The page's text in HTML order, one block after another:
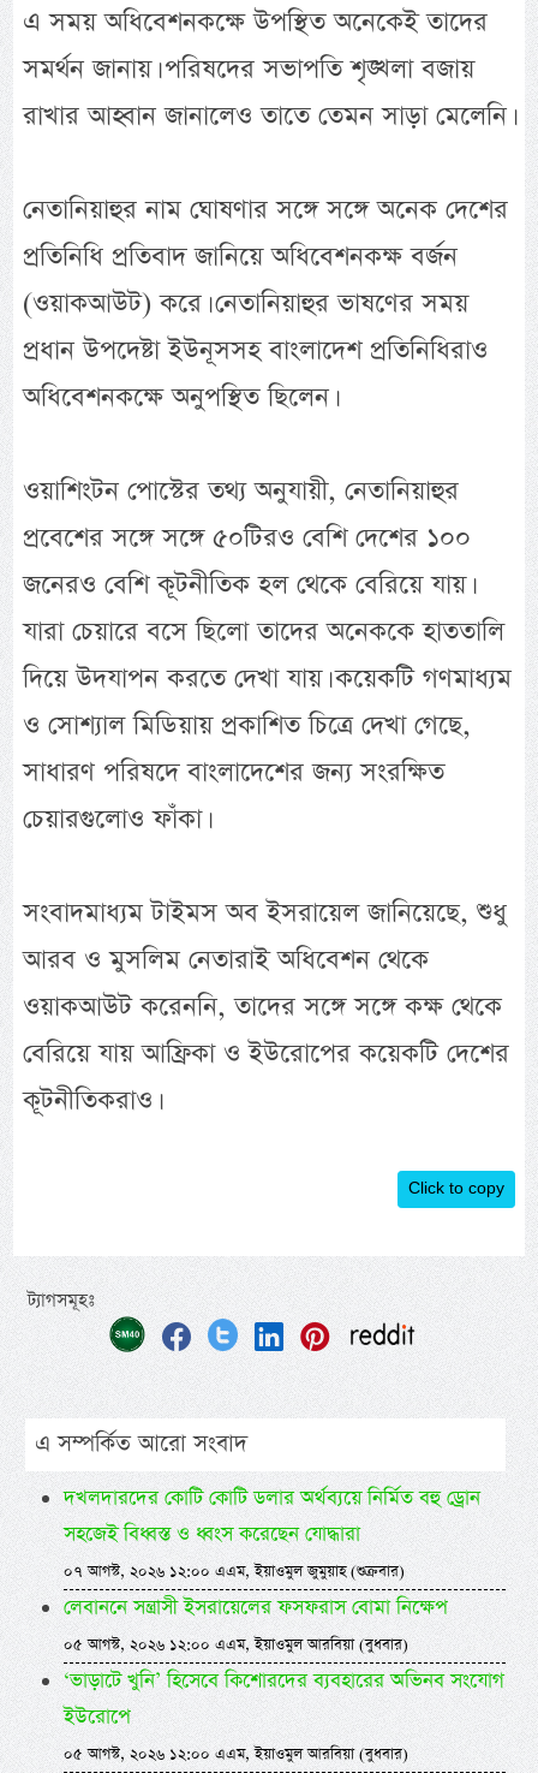
এ সময় অধিবেশনকক্ষে উপস্থিত অনেকেই তাদের
সমর্থন জানায়। পরিষদের সভাপতি শৃঙ্খলা বজায়
রাখার আহ্বান জানালেও তাতে তেমন সাড়া মেলেনি।
নেতানিয়াহুর নাম ঘোষণার সঙ্গে সঙ্গে অনেক দেশের
প্রতিনিধি প্রতিবাদ জানিয়ে অধিবেশনকক্ষ বর্জন
(ওয়াকআউট) করে। নেতানিয়াহুর ভাষণের সময়
প্রধান উপদেষ্টা ইউনূসসহ বাংলাদেশ প্রতিনিধিরাও
অধিবেশনকক্ষে অনুপস্থিত ছিলেন।
ওয়াশিংটন পোস্টের তথ্য অনুযায়ী, নেতানিয়াহুর
প্রবেশের সঙ্গে সঙ্গে ৫০টিরও বেশি দেশের ১০০
জনেরও বেশি কূটনীতিক হল থেকে বেরিয়ে যায়।
যারা চেয়ারে বসে ছিলো তাদের অনেককে হাততালি
দিয়ে উদযাপন করতে দেখা যায়। কয়েকটি গণমাধ্যম
ও সোশ্যাল মিডিয়ায় প্রকাশিত চিত্রে দেখা গেছে,
সাধারণ পরিষদে বাংলাদেশের জন্য সংরক্ষিত
চেয়ারগুলোও ফাঁকা।
সংবাদমাধ্যম টাইমস অব ইসরায়েল জানিয়েছে, শুধু
আরব ও মুসলিম নেতারাই অধিবেশন থেকে
ওয়াকআউট করেননি, তাদের সঙ্গে সঙ্গে কক্ষ থেকে
বেরিয়ে যায় আফ্রিকা ও ইউরোপের কয়েকটি দেশের
কূটনীতিকরাও।
Click to copy
ট্যাগসমূহঃ
এ সম্পর্কিত আরো সংবাদ
দখলদারদের কোটি কোটি ডলার অর্থব্যয়ে নির্মিত বহু ড্রোন
সহজেই বিধ্বস্ত ও ধ্বংস করেছেন যোদ্ধারা
০৭ আগস্ট, ২০২৬ ১২:০০ এএম, ইয়াওমুল জুমুয়াহ (শুক্রবার)
লেবাননে সন্ত্রাসী ইসরায়েলের ফসফরাস বোমা নিক্ষেপ
০৫ আগস্ট, ২০২৬ ১২:০০ এএম, ইয়াওমুল আরবিয়া (বুধবার)
‘ভাড়াটে খুনি’ হিসেবে কিশোরদের ব্যবহারের অভিনব সংযোগ
ইউরোপে
০৫ আগস্ট, ২০২৬ ১২:০০ এএম, ইয়াওমুল আরবিয়া (বুধবার)